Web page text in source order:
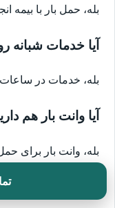
بله، حمل بار با بیمه
آیا خدمات شبانه
بله، خدمات در
آیا وانت بار هم
بله، وانت بار برای
تماس با تماس: